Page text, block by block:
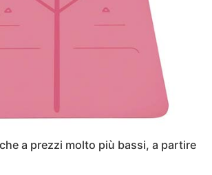
a prezzi molto più bassi, a partire